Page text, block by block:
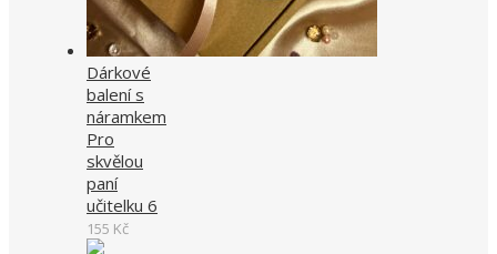
Dárkové
balení s
náramkem
Pro
skvělou
paní
učitelku 6
155 Kč